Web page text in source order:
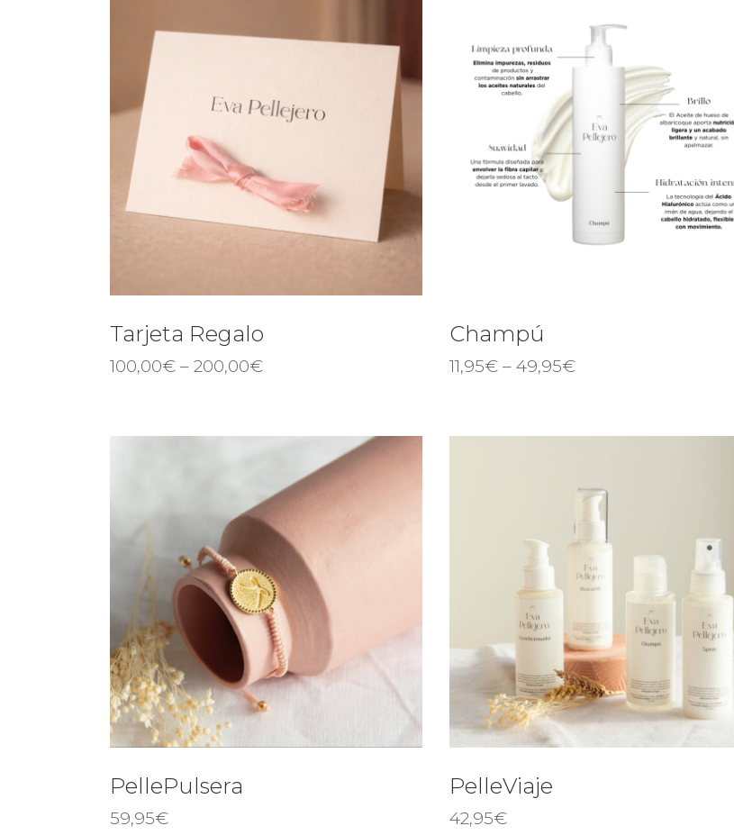
Tarjeta Regalo
100,00€ – 200,00€
Champú
11,95€– 49,95€
PellePulsera
59,95€
PelleViaje
42,95€